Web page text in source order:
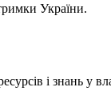
України.
і знань у